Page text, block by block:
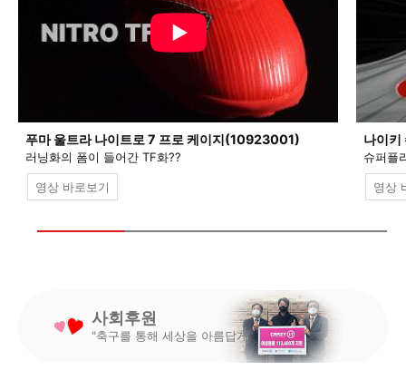
푸마 울트라 나이트로 7 프로 케이지(10923001)
러닝화의 폼이 들어간 TF화??
영상 바로보기
나이
슈퍼플
영상
사회후원
"축구를 통해 세상을 아름답게"